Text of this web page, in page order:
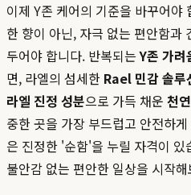
이제 Y존 케어의 기준을 바꾸어야
한 향이 아닌, 자극 없는 편안함과
두어야 합니다. 반복되는Y존 가려
면, 라엘의 섬세한 Rael 민감 솔루
라엘 진정 성분으로 가득 채운 천
중한 곳을 가장 부드럽고 안전하
은 진정한 '순함'을 누릴 자격이
불안감 없는 편안한 일상을 시작